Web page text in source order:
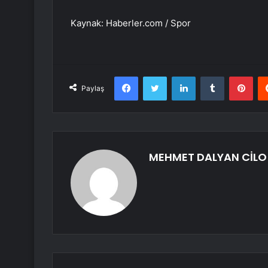
Kaynak: Haberler.com / Spor
Paylaş
FacebookTwitter LinkedInTumblr
MEHMET DALYAN CİLO